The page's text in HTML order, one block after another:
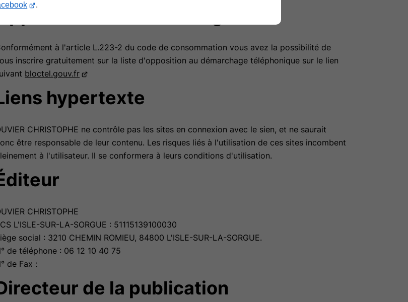
. au démarchage
à l'article L.223-2 du code de consommation vous avez la possibilité de
inscrire gratuitement sur la liste d'opposition au démarchage téléphonique sur le lien
bloctel.gouv.fr
hypertexte
CHRISTOPHE ne contrôle pas les sites en connexion avec le sien, et ne saurait
être responsable de leur contenu. Les risques liés à l'utilisation de ces sites incombent
à l'utilisateur. Il se conformera à leurs conditions d'utilisation.
CHRISTOPHE
L'ISLE-SUR-LA-SORGUE : 51115139100030
social : 3210 CHEMIN ROMIEU, 84800 L'ISLE-SUR-LA-SORGUE.
de téléphone : 06 12 10 40 75
de Fax :
de la publication